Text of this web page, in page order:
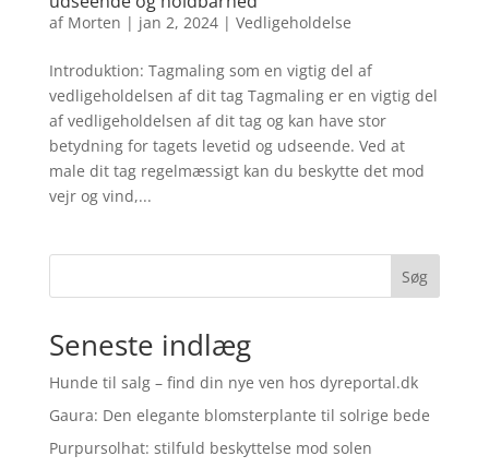
af Morten | jan 2, 2024| Vedligeholdelse
Introduktion: Tagmaling som en vigtig del af
vedligeholdelsen af dit tag Tagmaling er en vigtig del
af vedligeholdelsen af dit tag og kan have stor
betydning for tagets levetid og udseende. Ved at
male dit tag regelmæssigt kan du beskytte det mod
vejr og vind,...
Søg
Seneste indlæg
Hunde til salg – find din nye ven hos dyreportal.dk
Gaura: Den elegante blomsterplante til solrige bede
Purpursolhat: stilfuld beskyttelse mod solen